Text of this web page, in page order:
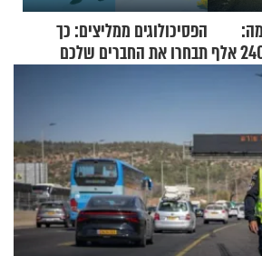
הממשלה תאשר גיוס 240 אלף
הפסיכולוגים ממליצים: כך
תבחרו את החברים שלכם